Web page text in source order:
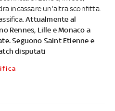
incassare un'altra sconfitta.
Attualmente al
Rennes, Lille e Monaco a
Seguono Saint Etienne e
disputati